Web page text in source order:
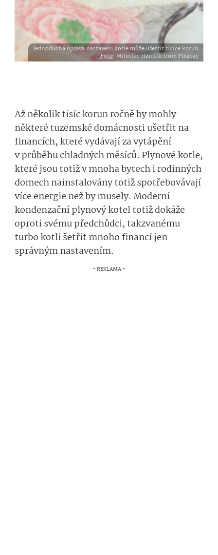
Jednoduchá úprava nastavení kotle může ušetřit tisíce korun
Foto: Miloslav Hamřík from Pixabay
Až několik tisíc korun ročně by mohly
některé tuzemské domácnosti ušetřit na
financích, které vydávají za vytápění
v průběhu chladných měsíců. Plynové kotle,
které jsou totiž v mnoha bytech i rodinných
domech nainstalovány totiž spotřebovávají
více energie než by musely. Moderní
kondenzační plynový kotel totiž dokáže
oproti svému předchůdci, takzvanému
turbo kotli šetřit mnoho financí jen
správným nastavením.